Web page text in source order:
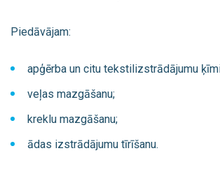
Piedāvājam:
apģērba un citu tekstilizstrādājumu
veļas mazgāšanu;
kreklu mazgāšanu;
ādas izstrādājumu tīrīšanu.